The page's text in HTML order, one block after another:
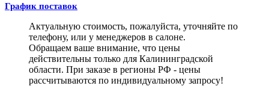
График поставок
Актуальную стоимость, пожалуйста, уточняйте по
телефону, или у менеджеров в салоне.
Обращаем ваше внимание, что цены
действительны только для Калининградской
области. При заказе в регионы РФ - цены
рассчитываются по индивидуальному запросу!